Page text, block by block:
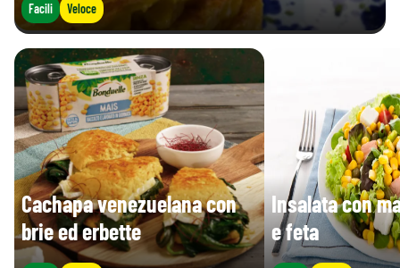
Facili Veloce
Cachapa venezuelana con
brie ed erbette
Insalata con
e feta